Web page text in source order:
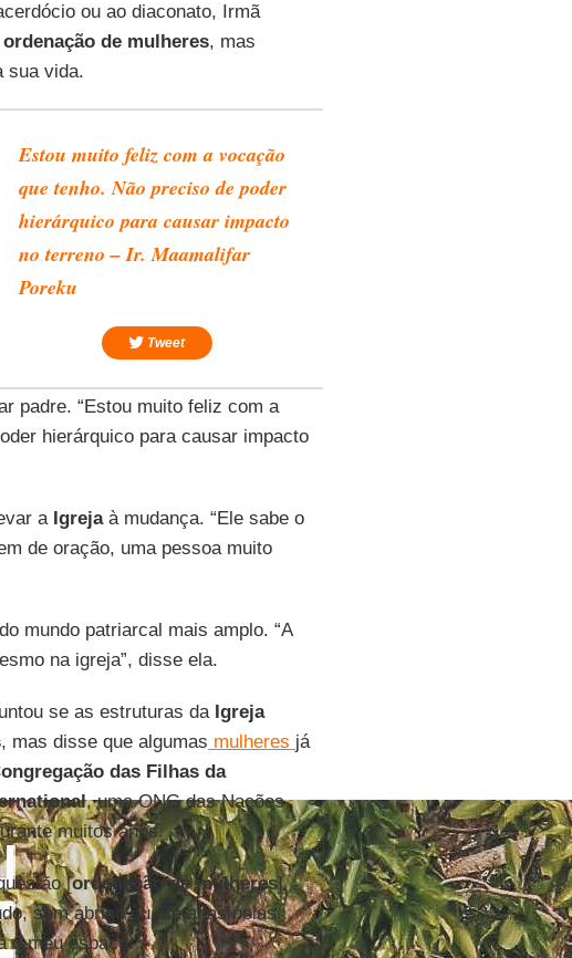
ou ao diaconato, Irmã
ordenação de mulheres, mas
sua vida.
Estou muito feliz com a vocação
que tenho. Não preciso de poder
hierárquico para causar impacto
no terreno – Ir. Maamalifar
Poreku
Tweet
padre. “Estou muito feliz com a
hierárquico para causar impacto
a Igrejaà mudança. “Ele sabe o
de oração, uma pessoa muito
mundo patriarcal mais amplo. “A
na igreja”, disse ela.
se as estruturas da Igreja
, mas disse que algumas mulheres já
das Filhas da
, uma ONG das Nações
muitos anos.
[ordenação de mulheres]
sem abrigo ou afetadas pelas
o meu espaço."